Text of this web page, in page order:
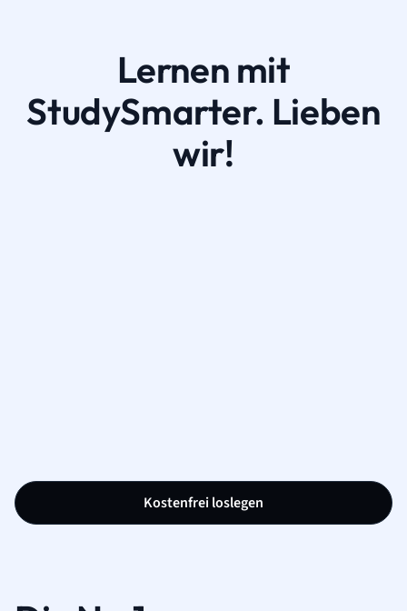
Lernen mit
StudySmarter. Lieben
wir!
Kostenfrei loslegen